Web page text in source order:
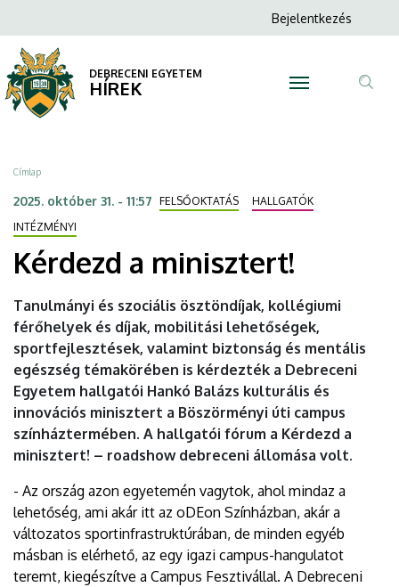
minisztert!
DEBRECENI
EGYETEM
a
tartalomra
Anonim
menüje
Bejelentkezés
DEBRECENI EGYETEM
HÍREK
Morzsa
Címlap
2025. október 31. - 11:57 FELSŐOKTATÁS
HALLGATÓK
INTÉZMÉNYI
Kérdezd a minisztert!
Tanulmányi és szociális ösztöndíjak, kollégiumi
férőhelyek és díjak, mobilitási lehetőségek,
sportfejlesztések, valamint biztonság és mentális
egészség témakörében is kérdezték a Debreceni
Egyetem hallgatói Hankó Balázs kulturális és
innovációs minisztert a Böszörményi úti campus
színháztermében. A hallgatói fórum a Kérdezd a
minisztert! – roadshow debreceni állomása volt.
- Az ország azon egyetemén vagytok, ahol mindaz a
lehetőség, ami akár itt az oDEon Színházban, akár a
változatos sportinfrastruktúrában, de minden egyéb
másban is elérhető, az egy igazi campus-hangulatot
teremt, kiegészítve a Campus Fesztivállal. A Debreceni